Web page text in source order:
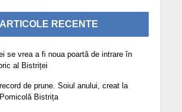
ARTICOLE RECENTE
se vrea a fi noua poartă de intrare în
al Bistriței
de prune. Soiul anului, creat la
Bistrița